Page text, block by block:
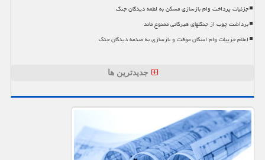
جزئیات پرداخت وام بازسازی مسکن به لطمه دیدگان جنگ
برداشت چوب از جنگلهای هیرکانی ممنوع ماند
اعلام جزییات وام اسکان موقت و بازسازی به صدمه دیدگان جنگ
جدیدترین ها